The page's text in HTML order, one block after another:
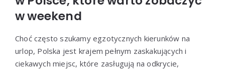
w weekend
Choć często szukamy egzotycznych kierunków na
urlop, Polska jest krajem pełnym zaskakujących i
ciekawych miejsc, które zasługują na odkrycie,